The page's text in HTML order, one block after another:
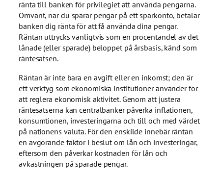
ränta till banken för privilegiet att använda pengarna.
Omvänt, när du sparar pengar på ett sparkonto, betalar
banken dig ränta för att få använda dina pengar.
Räntan uttrycks vanligtvis som en procentandel av det
lånade (eller sparade) beloppet på årsbasis, känd som
räntesatsen.
Räntan är inte bara en avgift eller en inkomst; den är
ett verktyg som ekonomiska institutioner använder för
att reglera ekonomisk aktivitet. Genom att justera
räntesatserna kan centralbanker påverka inflationen,
konsumtionen, investeringarna och till och med värdet
på nationens valuta. För den enskilde innebär räntan
en avgörande faktor i beslut om lån och investeringar,
eftersom den påverkar kostnaden för lån och
avkastningen på sparade pengar.